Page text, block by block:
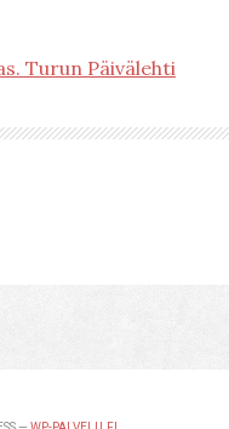
Turun Päivälehti